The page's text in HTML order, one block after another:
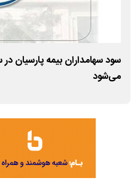
سود سهامداران بیمه پارسیان
می‌شود